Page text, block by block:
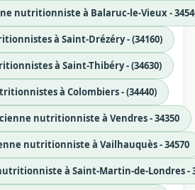
nutritionniste à Balaruc-le-Vieux -
à Saint-Drézéry - (34160)
à Saint-Thibéry - (34630)
à Colombiers - (34440)
nutritionniste à Vendres - 34350
nutritionniste à Vailhauquès - 34570
à Saint-Martin-de-Londres -